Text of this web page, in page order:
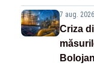
7 aug.
Criza
Bolojan